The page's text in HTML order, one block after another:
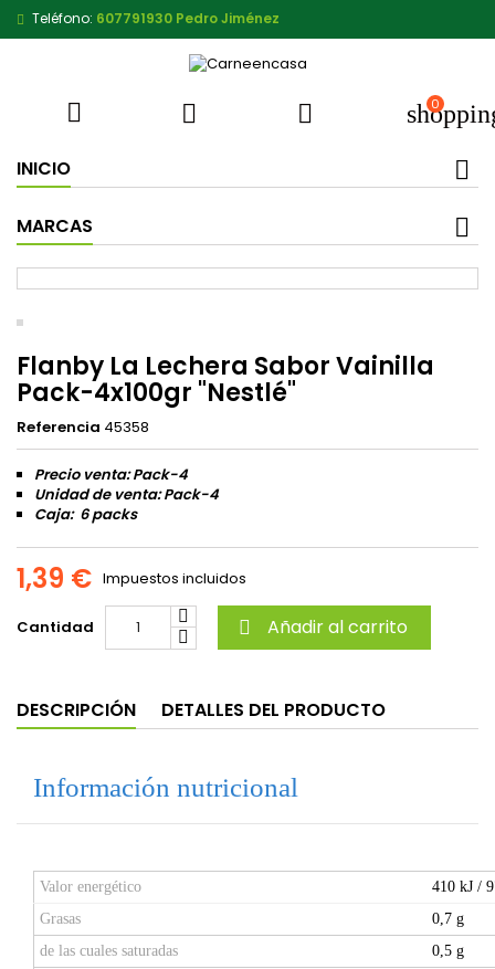
Teléfono: 607791930 Pedro Jiménez
   0
INICIO
MARCAS
Flanby La Lechera Sabor Vainilla
Pack-4x100gr "Nestlé"
Referencia 45358
Precio venta: Pack-4
Unidad de venta: Pack-4
Caja: 6 packs
1,39 € Impuestos incluidos
Cantidad  Añadir al carrito
DESCRIPCIÓN DETALLES DEL PRODUCTO
Información nutricional
Valor energético
410 kJ /
Grasas
0,7 g
de las cuales saturadas
0,5 g